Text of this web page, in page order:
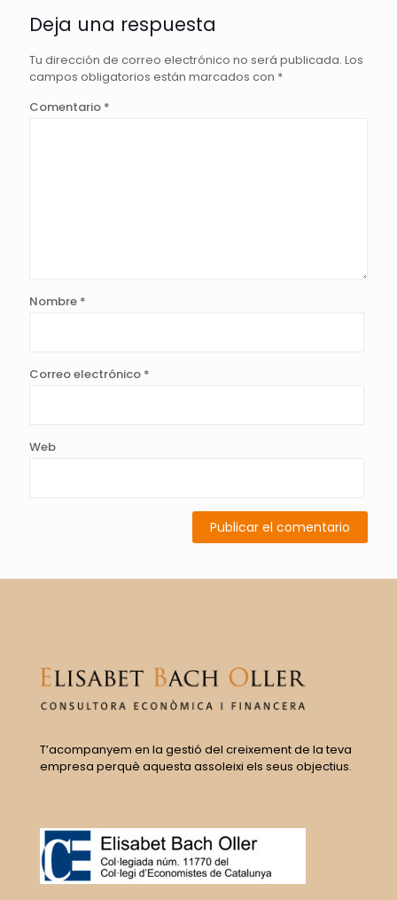
Deja una respuesta
Tu dirección de correo electrónico no será publicada. Los
campos obligatorios están marcados con *
Comentario *
Nombre *
Correo electrónico *
Web
T’acompanyem en la gestió del creixement de la teva
empresa perquè aquesta assoleixi els seus objectius.